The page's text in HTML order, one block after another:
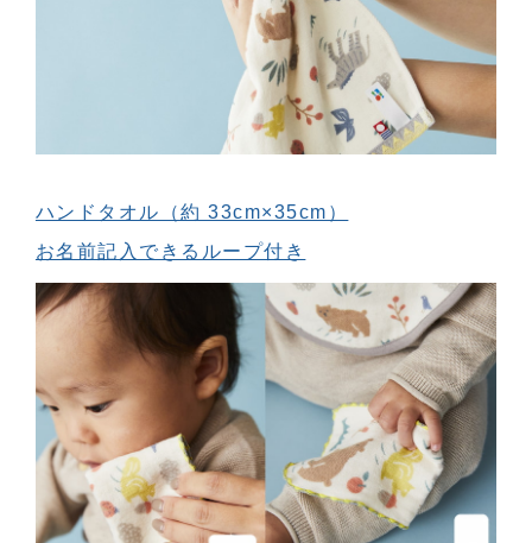
ハンドタオル（約 33cm×35cm）
お名前記入できるループ付き